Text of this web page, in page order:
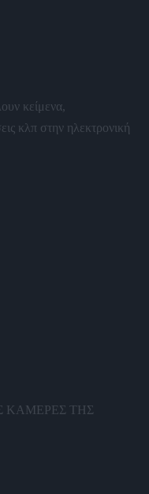
κείμενα,
κλπ στην ηλεκτρονική
ΚΑΜΕΡΕΣ ΤΗΣ